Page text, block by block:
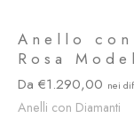
Anello
Rosa
1.290,00
Anelli con Diamanti